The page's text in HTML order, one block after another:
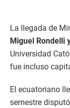
La llegada de
Miguel Rondelli
Universidad
fue incluso
El ecuatoriano
semestre